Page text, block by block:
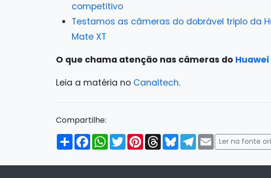
competitivo
Testamos as câmeras do dobrável triplo da
Mate XT
O que chama atenção nas câmeras do
Leia a matéria no Canaltech.
Compartilhe:
Compartilhar
FacebookWhatsApp
TwitterPinterestThreadsBlueskyTelegram
Email
Ler na fonte